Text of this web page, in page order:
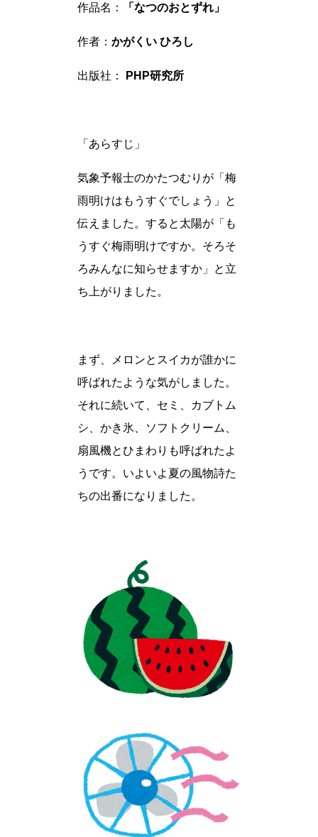
作品名： 「なつのおとずれ」
作者：かがくい ひろし
出版社： PHP研究所
「あらすじ」
気象予報士のかたつむりが「梅
雨明けはもうすぐでしょう」と
伝えました。すると太陽が「も
うすぐ梅雨明けですか。そろそ
ろみんなに知らせますか」と立
ち上がりました。
まず、メロンとスイカが誰かに
呼ばれたような気がしました。
それに続いて、セミ、カブトム
シ、かき氷、ソフトクリーム、
扇風機とひまわりも呼ばれたよ
うです。いよいよ夏の風物詩た
ちの出番になりました。